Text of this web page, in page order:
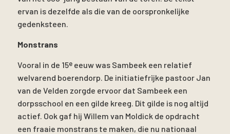
ervan is dezelfde als die van de oorspronkelijke
gedenksteen.
Monstrans
Vooral in de 15eeeuw was Sambeek een relatief
welvarend boerendorp. De initiatiefrijke pastoor Jan
van de Velden zorgde ervoor dat Sambeek een
dorpsschool en een gilde kreeg. Dit gilde is nog altijd
actief. Ook gaf hij Willem van Moldick de opdracht
een fraaie monstrans te maken, die nu nationaal